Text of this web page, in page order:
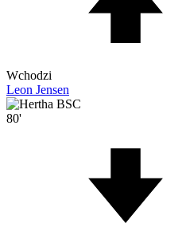
Wchodzi
Leon Jensen
80'